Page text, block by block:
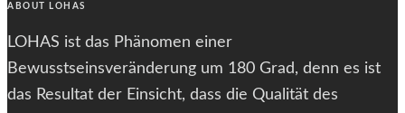
ABOUT LOHAS
LOHAS ist das Phänomen einer
Bewusstseinsveränderung um 180 Grad, denn es ist
das Resultat der Einsicht, dass die Qualität des